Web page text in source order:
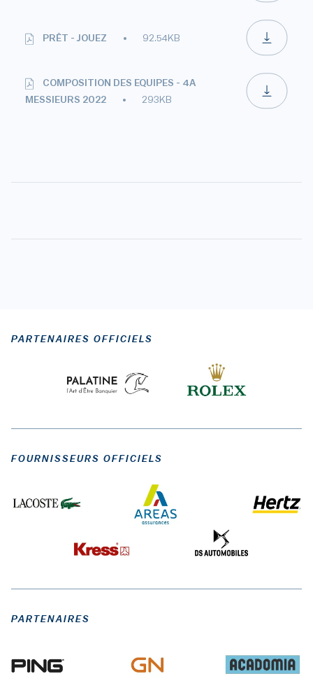
PRÊT - JOUEZ 92.54KB
COMPOSITION DES EQUIPES - 4A
MESSIEURS 2022
293KB
PARTENAIRES OFFICIELS
FOURNISSEURS OFFICIELS
PARTENAIRES